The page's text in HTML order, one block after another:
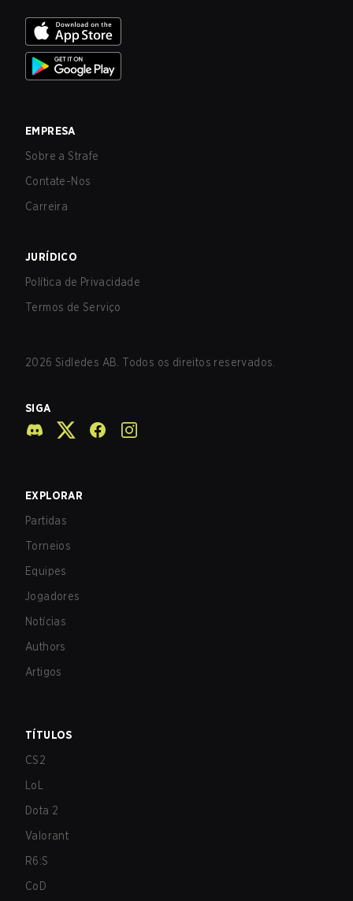
EMPRESA
Sobre a Strafe
Contate-Nos
Carreira
JURÍDICO
Política de Privacidade
Termos de Serviço
2026 Sidledes AB. Todos os direitos reservados.
SIGA
EXPLORAR
Partidas
Torneios
Equipes
Jogadores
Notícias
Authors
Artigos
TÍTULOS
CS2
LoL
Dota 2
Valorant
R6:S
CoD